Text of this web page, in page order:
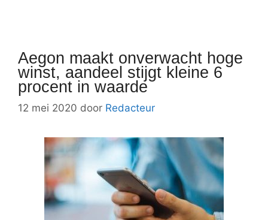
Aegon maakt onverwacht hoge
winst, aandeel stijgt kleine 6
procent in waarde
12 mei 2020 door Redacteur